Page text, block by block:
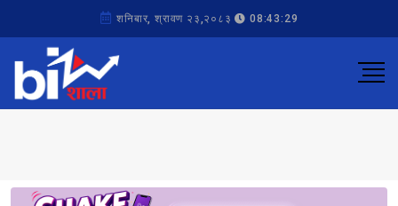
शनिबार, श्रावण २३,२०८३ 08:43:29